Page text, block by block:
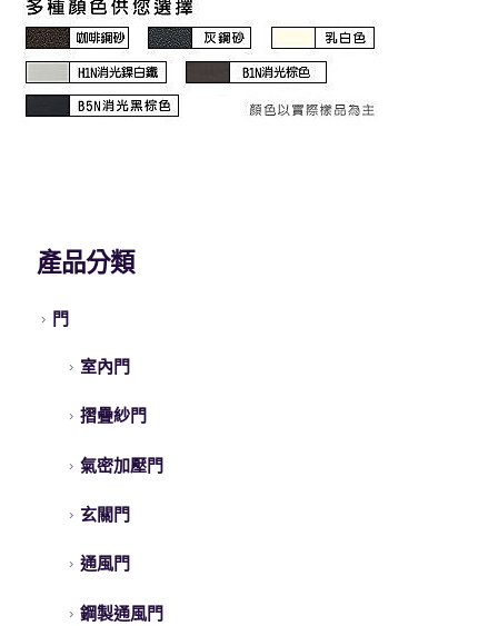
產品分類
門
室內門
摺疊紗門
氣密加壓門
玄關門
通風門
鋼製通風門